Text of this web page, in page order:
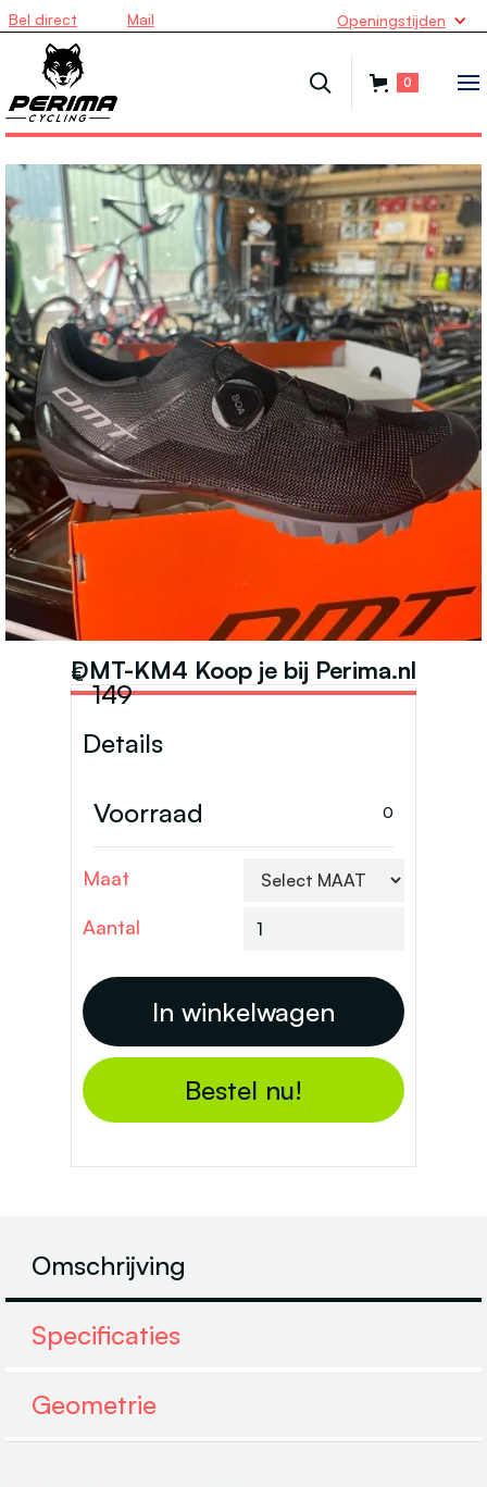
Bel direct Mail Openingstijden
0
DMT-KM4 Koop je bij Perima.nl
149
€
Details
Voorraad 0
Maat
Aantal
Bestel nu!
Omschrijving
Specificaties
Geometrie